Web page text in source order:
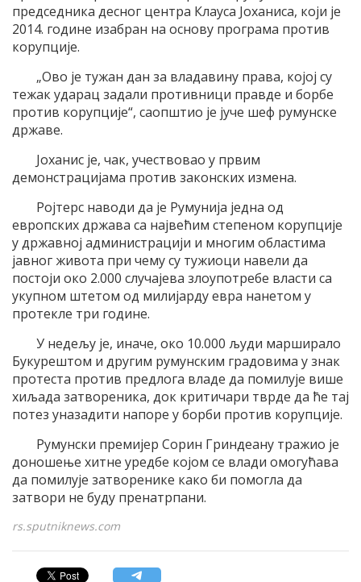
председника десног центра Клауса Јоханиса, који је
2014. године изабран на основу програма против
корупције.
„Ово је тужан дан за владавину права, којој су
тежак ударац задали противници правде и борбе
против корупције“, саопштио је јуче шеф румунске
државе.
Јоханис је, чак, учествовао у првим
демонстрацијама против законских измена.
Ројтерс наводи да је Румунија једна од
европских држава са највећим степеном корупције
у државној администрацији и многим областима
јавног живота при чему су тужиоци навели да
постоји око 2.000 случајева злоупотребе власти са
укупном штетом од милијарду евра нанетом у
протекле три године.
У недељу је, иначе, око 10.000 људи марширало
Букурештом и другим румунским градовима у знак
протеста против предлога владе да помилује више
хиљада затвореника, док критичари тврде да ће тај
потез уназадити напоре у борби против корупције.
Румунски премијер Сорин Гриндеану тражио је
доношење хитне уредбе којом се влади омогућава
да помилује затворенике како би помогла да
затвори не буду пренатрпани.
rs.sputniknews.com